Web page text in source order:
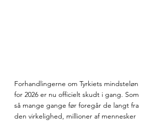
Forhandlingerne om Tyrkiets mindsteløn
for 2026 er nu officielt skudt i gang. Som
så mange gange før foregår de langt fra
den virkelighed, millioner af mennesker